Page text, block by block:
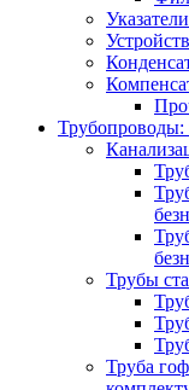
Трубопроводы:
Трубы
Труба